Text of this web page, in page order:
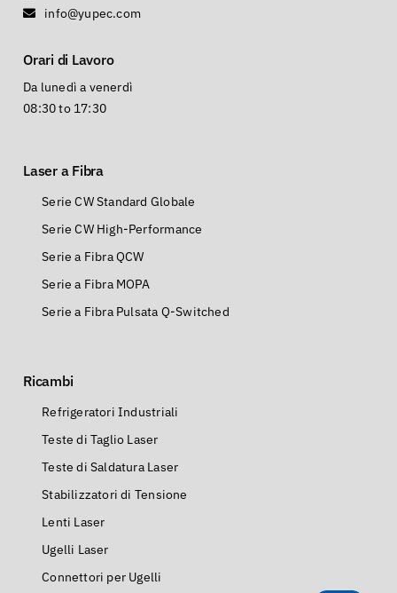
info@yupec.com
Orari di Lavoro
Da lunedì a venerdì
08:30 to 17:30
Laser a Fibra
Serie CW Standard Globale
Serie CW High-Performance
Serie a Fibra QCW
Serie a Fibra MOPA
Serie a Fibra Pulsata Q-Switched
Ricambi
Refrigeratori Industriali
Teste di Taglio Laser
Teste di Saldatura Laser
Stabilizzatori di Tensione
Lenti Laser
Ugelli Laser
Connettori per Ugelli